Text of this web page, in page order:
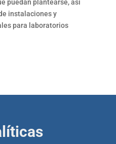
puedan plantearse, así
instalaciones y
para laboratorios